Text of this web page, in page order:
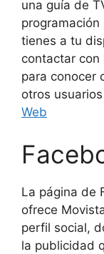
una guía de
tienes a tu
contactar con
para conocer
otros
Web
La página de
ofrece
perfil social,
la publicidad